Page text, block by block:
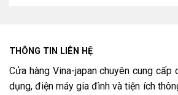
THÔNG TIN LIÊN HỆ
Cửa hàng Vina-japan chuyên cung
dụng, điện máy gia đình và tiện ích